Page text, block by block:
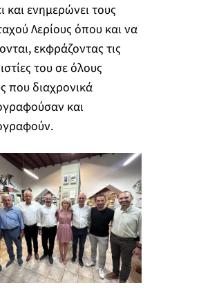
και ενημερώνει τους
Λερίους όπου και να
εκφράζοντας τις
του σε όλους
που διαχρονικά
και